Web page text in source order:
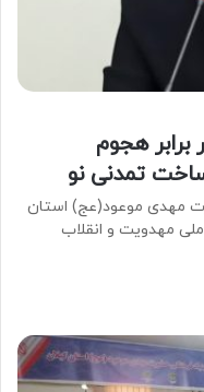
هجوم
تمدنی نو
مهدی موعود(عج) استان
مهدویت و انقلاب